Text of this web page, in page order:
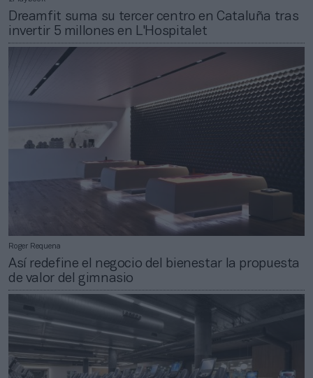
Dreamfit suma su tercer centro en Cataluña tras
invertir 5 millones en L'Hospitalet
Roger Requena
Así redefine el negocio del bienestar la propuesta
de valor del gimnasio